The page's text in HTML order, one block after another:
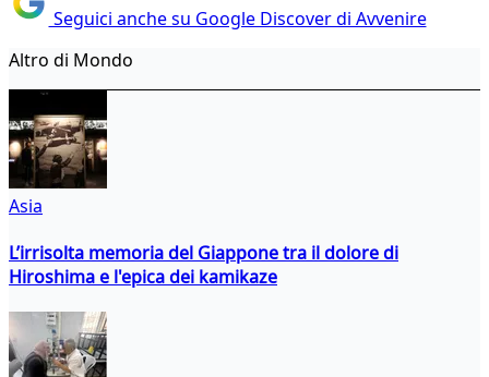
Seguici anche su Google Discover di Avvenire
Altro di Mondo
Asia
L’irrisolta memoria del Giappone tra il dolore di
Hiroshima e l'epica dei kamikaze